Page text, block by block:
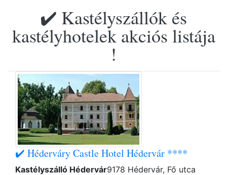
✔️ Kastélyszállók és
kastélyhotelek akciós listája
!
✔️ Héderváry Castle Hotel Hédervár ****
Kastélyszálló Hédervár9178 Hédervár, Fő utca